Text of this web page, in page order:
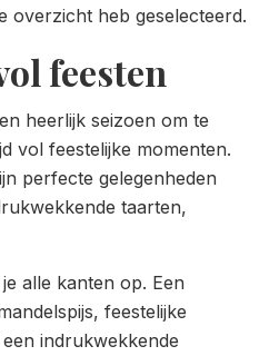
overzicht heb geselecteerd.
feesten
heerlijk seizoen om te
vol feestelijke momenten.
perfecte gelegenheden
taarten,
alle kanten op. Een
feestelijke
indrukwekkende